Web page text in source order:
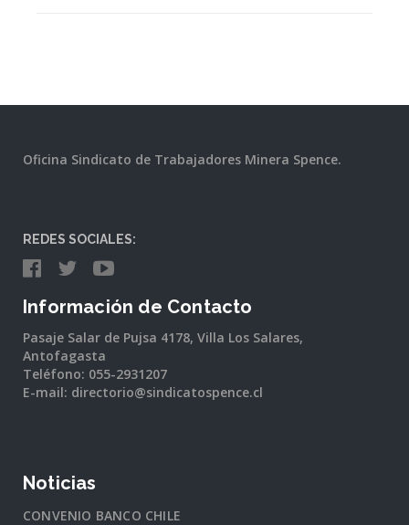
Oficina Sindicato de Trabajadores Minera Spence.
REDES SOCIALES:
Información de Contacto
Pasaje Salar de Pujsa 4178, Villa Los Salares,
Antofagasta
Teléfono: 055-2931207
E-mail: directorio@sindicatospence.cl
Noticias
CONVENIO BANCO CHILE